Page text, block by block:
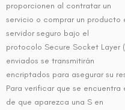
proporcionen al contratar un
servicio o comprar un producto
servidor seguro bajo el
protocolo Secure Socket Layer
enviados se transmitirán
encriptados para asegurar su
Para verificar que se
de que aparezca una S en